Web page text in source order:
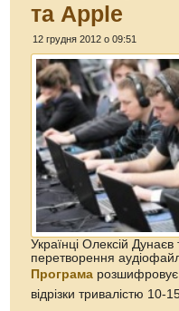
та Apple
12 грудня 2012 о 09:51
Українці Олексій Дунаєв
перетворення
Програма розшифровує
відрізки тривалістю 10-